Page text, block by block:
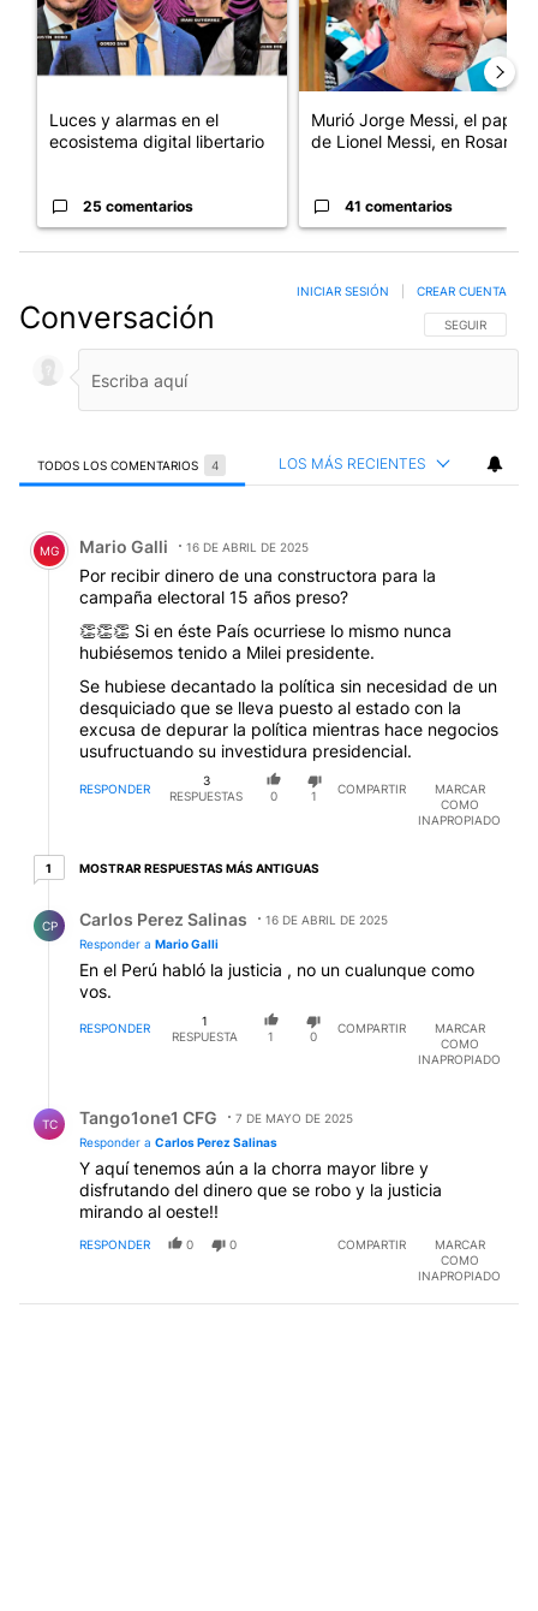
Luces y alarmas en el
ecosistema digital libertario
25 comentarios
Murió Jorge Messi, el papá
de Lionel Messi, en Rosario
41 comentarios
Conversación SIGA ESTA
SEGUIR
INICIAR SESIÓN CREAR CUENTA
TODOS LOS COMENTARIOS 4 LOS MÁS RECIENTES
Comentario de Mario Galli.
MG Mario Galli 16 DE ABRIL DE 2025
Por recibir dinero de una constructora para la
campaña electoral 15 años preso?
👏👏👏 Si en éste País ocurriese lo mismo nunca
hubiésemos tenido a Milei presidente.
Se hubiese decantado la política sin necesidad de un
desquiciado que se lleva puesto al estado con la
excusa de depurar la política mientras hace negocios
usufructuando su investidura presidencial.
RESPONDER
3
RESPUESTAS
0 1
COMPARTIR
MARCAR
COMO
INAPROPIADO
11 respuesta más antiguas
MOSTRAR RESPUESTAS MÁS ANTIGUAS
CP Carlos Perez Salinas
16 DE ABRIL DE 2025
Responder a Mario Galli
En el Perú habló la justicia , no un cualunque como
vos.
RESPONDER
1
RESPUESTA
1 0
COMPARTIR
MARCAR
COMO
INAPROPIADO
TC Tango1one1 CFG
7 DE MAYO DE 2025
Responder a Carlos Perez Salinas
Y aquí tenemos aún a la chorra mayor libre y
disfrutando del dinero que se robo y la justicia
mirando al oeste!!
RESPONDER 0 0 COMPARTIR
MARCAR
COMO
INAPROPIADO